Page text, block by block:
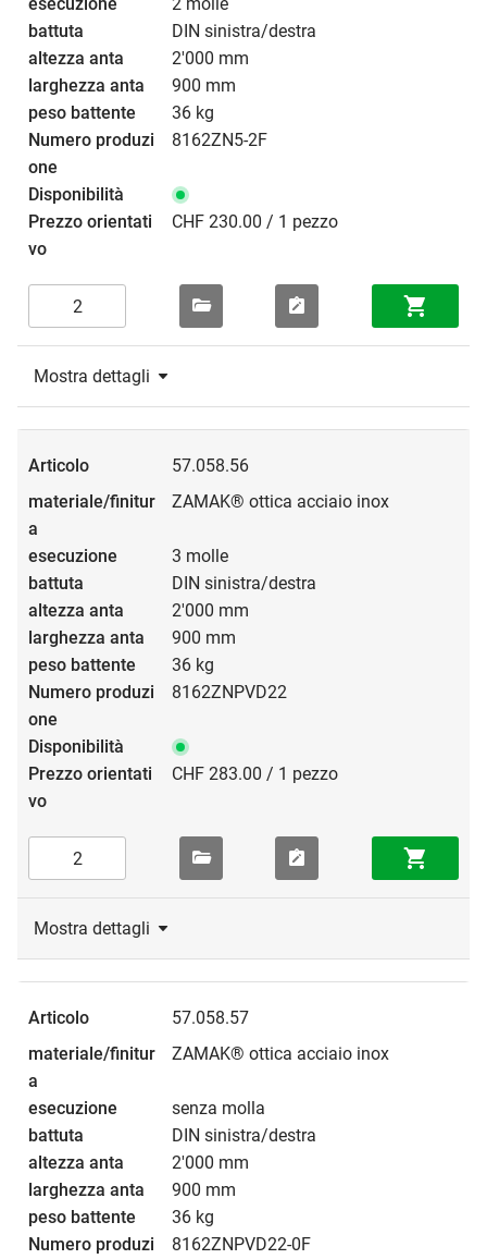
2 molle
DIN sinistra/destra
2'000 mm
900 mm
36 kg
8162ZN5-2F
CHF 230.00 / 1 pezzo
Mostra dettagli
57.058.56
ZAMAK® ottica acciaio inox
3 molle
DIN sinistra/destra
2'000 mm
900 mm
36 kg
8162ZNPVD22
CHF 283.00 / 1 pezzo
Mostra dettagli
57.058.57
ZAMAK® ottica acciaio inox
senza molla
DIN sinistra/destra
2'000 mm
900 mm
36 kg
8162ZNPVD22-0F